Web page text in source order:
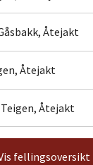
Åtejakt
Åtejakt
Teigen, Åtejakt
fellingsoversikt